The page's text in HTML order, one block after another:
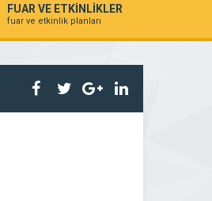
FUAR VE ETKİNLİKLER
fuar ve etkinlik planları